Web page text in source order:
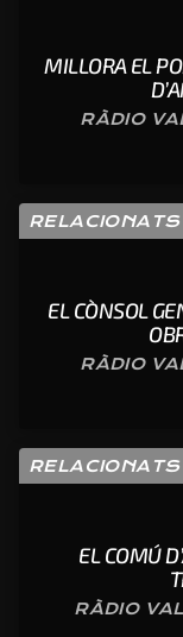
MILLORA EL
RÀDIO
RELACIONATS
EL CÒNSOL
RÀDIO
RELACIONATS
EL COMÚ
RÀDIO